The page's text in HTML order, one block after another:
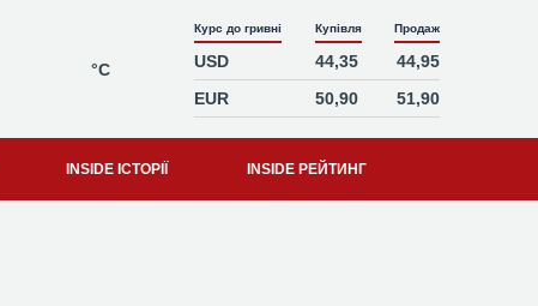
°C
Курс до гривні Купівля Продаж
USD 44,35
44,95
EUR
50,90 51,90
INSIDE ІСТОРІЇ INSIDE РЕЙТИНГ